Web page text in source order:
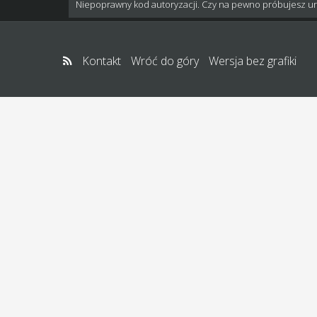
Niepoprawny kod autoryzacji. Czy na pewno próbujesz
Kontakt Wróć do góry Wersja bez grafiki